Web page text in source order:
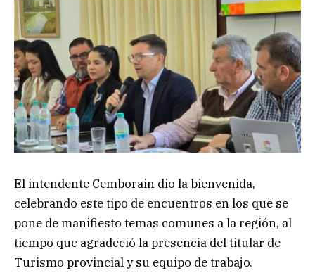
El intendente Cemborain dio la bienvenida,
celebrando este tipo de encuentros en los que se
pone de manifiesto temas comunes a la región, al
tiempo que agradeció la presencia del titular de
Turismo provincial y su equipo de trabajo.